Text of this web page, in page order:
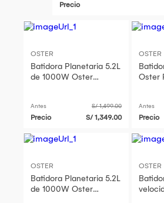
Precio
OSTER
Batidora Planetaria 5.2L
de 1000W Oster
Antes S/ 1,499.00
Precio S/ 1,349.00
OSTER
Oster
Antes
Precio
OSTER
Batidora Planetaria 5.2L
de 1000W Oster
OSTER